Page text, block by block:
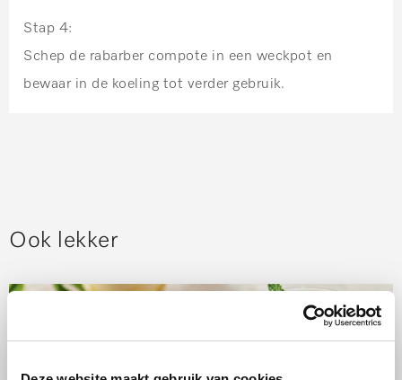
Stap 4:
Schep de rabarber compote in een weckpot en
bewaar in de koeling tot verder gebruik.
Ook lekker